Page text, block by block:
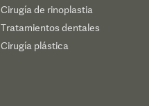
Cirugía de rinoplastia
Tratamientos dentales
Cirugía plástica